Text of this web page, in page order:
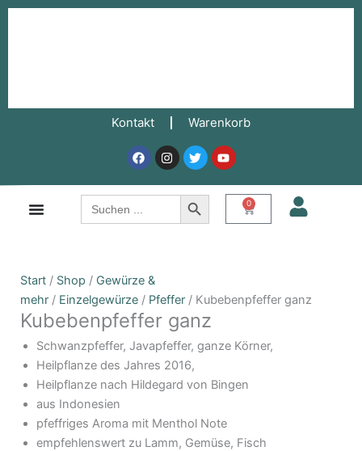
Zum
Kontakt
Warenkorb
FacebookInstagram
TwitterYoutube
Search
for:
Search Button
0
Warenkorb
Start / Shop / Gewürze &
mehr / Einzelgewürze / Pfeffer / Kubebenpfeffer ganz
Kubebenpfeffer ganz
Schwanzpfeffer, Javapfeffer, ganze Körner,
Heilpflanze des Jahres 2016,
Heilpflanze nach Hildegard von Bingen
aus Indonesien
pfeffriges Aroma mit Menthol Note
empfehlenswert zu Lamm, Gemüse, Fisch
Preisspanne:
7,10€
bis
13,70€
Kubebenpfeffer
ganz
Menge